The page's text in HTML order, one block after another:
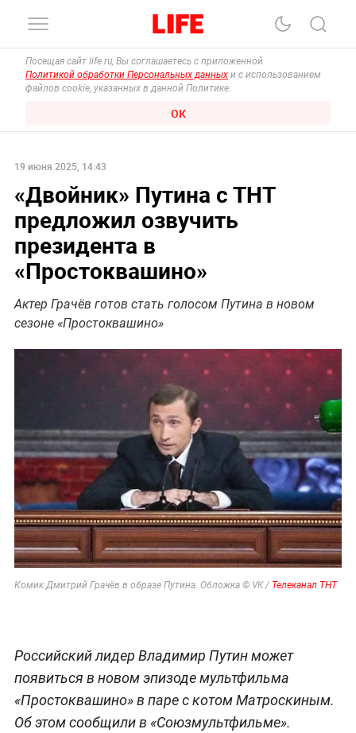
Посещая сайт life.ru, Вы соглашаетесь с приложенной
Политикой обработки Персональных данных и с использованием
файлов cookie, указанных в данной Политике.
ОК
19 июня 2025, 14:43
«Двойник» Путина с ТНТ
предложил озвучить
президента в
«Простоквашино»
Актер Грачёв готов стать голосом Путина в новом
сезоне «Простоквашино»
Комик Дмитрий Грачёв в образе Путина. Обложка © VK / Телеканал ТНТ
Российский лидер Владимир Путин может
появиться в новом эпизоде мультфильма
«Простоквашино» в паре с котом Матроскиным.
Об этом сообщили в «Союзмультфильме».